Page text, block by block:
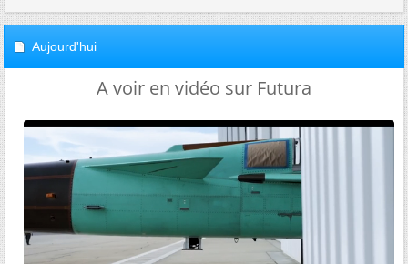
Aujourd'hui
A voir en vidéo sur Futura